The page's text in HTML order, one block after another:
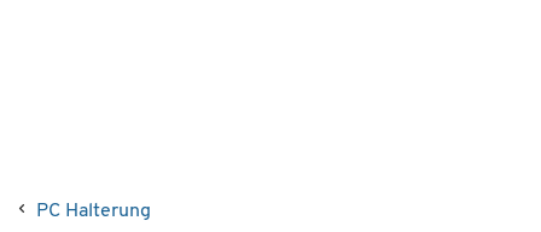
PC Halterung